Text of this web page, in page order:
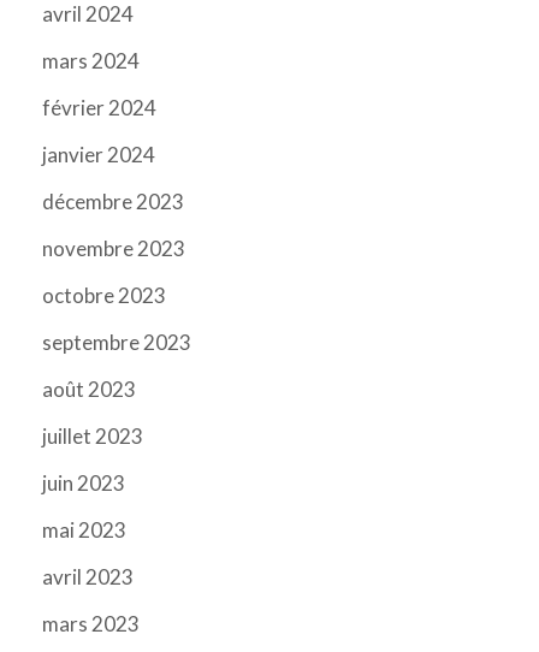
avril 2024
mars 2024
février 2024
janvier 2024
décembre 2023
novembre 2023
octobre 2023
septembre 2023
août 2023
juillet 2023
juin 2023
mai 2023
avril 2023
mars 2023